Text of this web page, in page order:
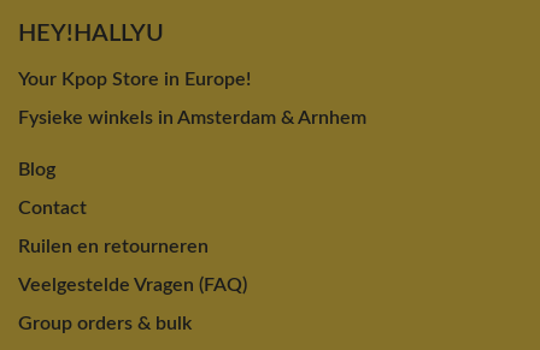
HEY!HALLYU
Your Kpop Store in Europe!
Fysieke winkels in Amsterdam & Arnhem
Blog
Contact
Ruilen en retourneren
Veelgestelde Vragen (FAQ)
Group orders & bulk